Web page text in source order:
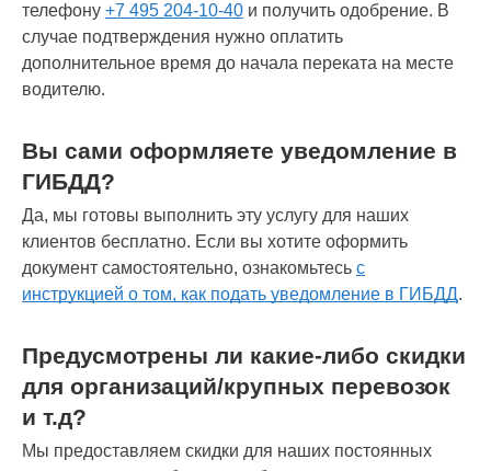
телефону +7 495 204-10-40 и получить одобрение. В
случае подтверждения нужно оплатить
дополнительное время до начала переката на месте
водителю.
Вы сами оформляете уведомление в
ГИБДД?
Да, мы готовы выполнить эту услугу для наших
клиентов бесплатно. Если вы хотите оформить
документ самостоятельно, ознакомьтесь с
инструкцией о том, как подать уведомление в ГИБДД.
Предусмотрены ли какие-либо скидки
для организаций/крупных перевозок
и т.д?
Мы предоставляем скидки для наших постоянных